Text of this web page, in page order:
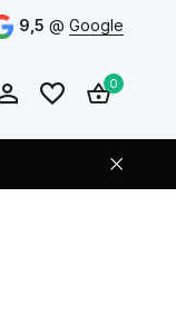
9,5 @ Google
0